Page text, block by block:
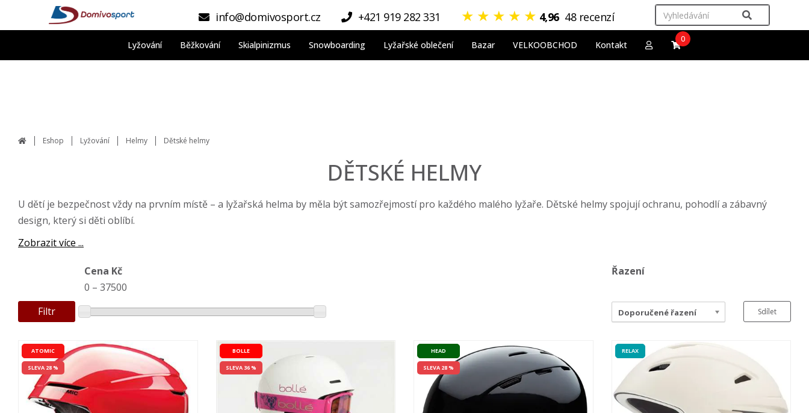
info@domivosport.cz +421 919 282 331 ★ ★ ★ ★ ★ 4,96 48 recenzí
Lyžování Běžkování Skialpinizmus Snowboarding Lyžařské oblečení Bazar VELKOOBCHOD Kontakt
0
Eshop Lyžování Helmy Dětské helmy
DĚTSKÉ HELMY
U dětí je bezpečnost vždy na prvním místě – a lyžařská helma by měla být samozřejmostí pro každého malého lyžaře. Dětské helmy spojují ochranu, pohodlí a zábavný
design, který si děti oblíbí.
Zobrazit více ...
Filtr
Cena Kč
0 – 37500
Řazení
Doporučené řazení Sdílet
ATOMIC
SLEVA 28 %
BOLLE
SLEVA 36 %
HEAD
SLEVA 28 %
RELAX